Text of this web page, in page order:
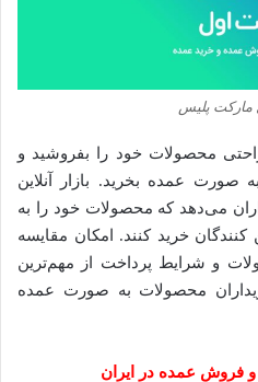
پلیس
محصولات خود را بفروشید و
صورت عمده بخرید. بازار آنلاین
می‌دهد که محصولات خود را به
خرید کنند.
امکان مقایسه
و شرایط پرداخت از مهم‌ترین
محصولات به صورت عمده
و فروش عمده در ایران